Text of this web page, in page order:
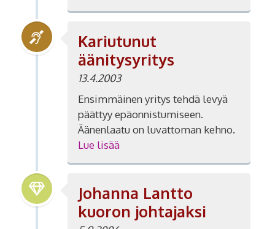
Kariutunut
äänitysyritys
13.4.2003
Ensimmäinen yritys tehdä levyä
päättyy epäonnistumiseen.
Äänenlaatu on luvattoman kehno.
Lue lisää
Johanna Lantto
kuoron johtajaksi